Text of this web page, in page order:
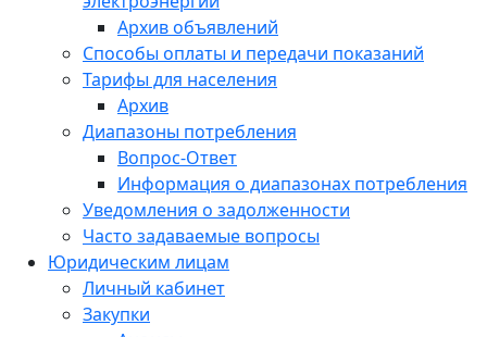
Архив объявлений
Способы оплаты и передачи показаний
Тарифы для населения
Архив
Диапазоны потребления
Вопрос-Ответ
Информация о диапазонах потребления
Уведомления о задолженности
Часто задаваемые вопросы
Юридическим лицам
Личный кабинет
Закупки